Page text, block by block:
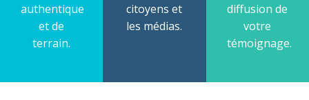
authentique
et de
terrain.
citoyens et
les médias.
diffusion de
votre
témoignage.